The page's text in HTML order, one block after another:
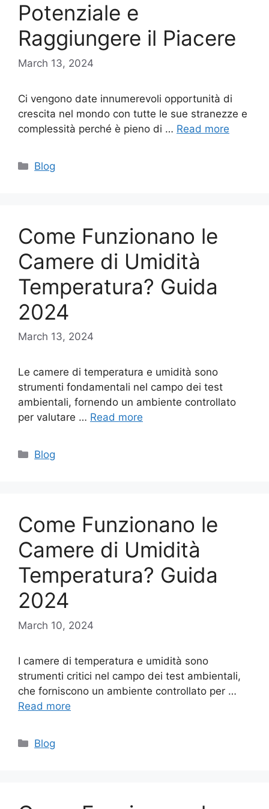
Potenziale e
Raggiungere il Piacere
March 13, 2024
Ci vengono date innumerevoli opportunità di
crescita nel mondo con tutte le sue stranezze e
complessità perché è pieno di … Read more
Categories
Blog
Come Funzionano le
Camere di Umidità
Temperatura? Guida
2024
March 13, 2024
Le camere di temperatura e umidità sono
strumenti fondamentali nel campo dei test
ambientali, fornendo un ambiente controllato
per valutare … Read more
Categories
Blog
Come Funzionano le
Camere di Umidità
Temperatura? Guida
2024
March 10, 2024
I camere di temperatura e umidità sono
strumenti critici nel campo dei test ambientali,
che forniscono un ambiente controllato per …
Read more
Categories
Blog